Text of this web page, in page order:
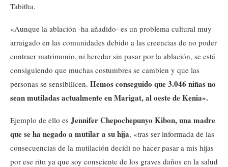
Tabitha.
«Aunque la ablación -ha añadido- es un problema cultural muy
arraigado en las comunidades debido a las creencias de no poder
contraer matrimonio, ni heredar sin pasar por la ablación, se está
consiguiendo que muchas costumbres se cambien y que las
personas se sensibilicen. Hemos conseguido que 3.046 niñas no
sean mutiladas actualmente en Marigat, al oeste de Kenia».
Ejemplo de ello es Jennifer Chepochepunyo Kibon, una madre
que se ha negado a mutilar a su hija, «tras ser informada de las
consecuencias de la mutilación decidí no hacer pasar a mis hijas
por ese rito ya que soy consciente de los graves daños en la salud